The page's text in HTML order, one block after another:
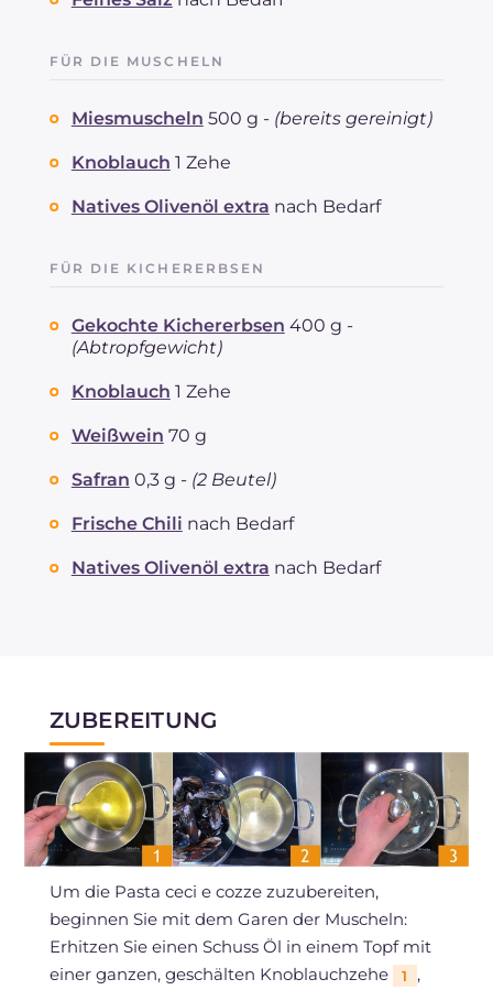
FÜR DIE MUSCHELN
Miesmuscheln 500 g - (bereits gereinigt)
Knoblauch 1 Zehe
Natives Olivenöl extra nach Bedarf
FÜR DIE KICHERERBSEN
Gekochte Kichererbsen 400 g -
(Abtropfgewicht)
Knoblauch 1 Zehe
Weißwein 70 g
Safran 0,3 g - (2 Beutel)
Frische Chili nach Bedarf
Natives Olivenöl extra nach Bedarf
ZUBEREITUNG
Um die Pasta ceci e cozze zuzubereiten,
beginnen Sie mit dem Garen der Muscheln:
Erhitzen Sie einen Schuss Öl in einem Topf mit
einer ganzen, geschälten Knoblauchzehe
1
,